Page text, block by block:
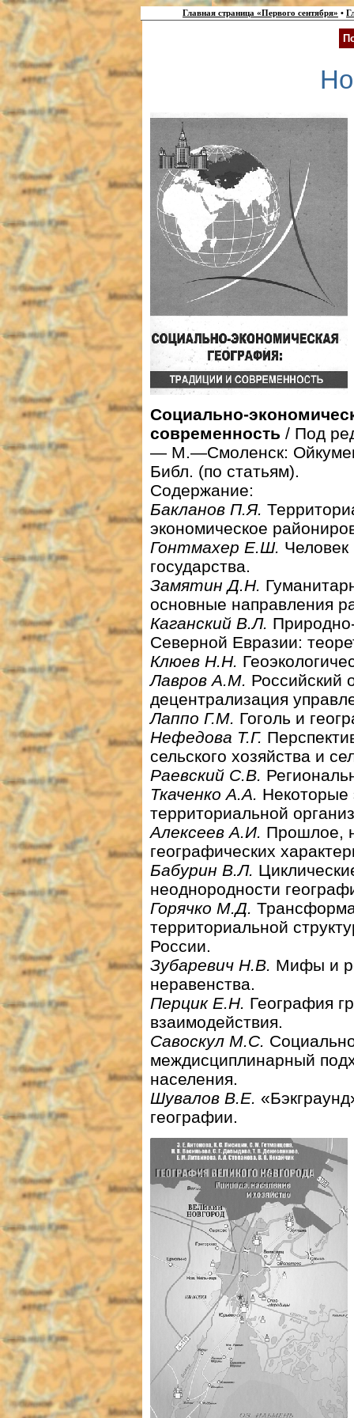
Главная страница «Первого сентября» •
Социально-
современность / Под
— М.—Смоленск:
Библ. (по статьям).
Содержание:
Бакланов П.Я.
экономическое
Гонтмахер Е.Ш. Человек
государства.
Замятин Д.Н.
основные направления
Каганский В.Л.
Северной Евразии:
Клюев Н.Н.
Лавров А.М. Российский
децентрализация
Лаппо Г.М. Гоголь и
Нефедова Т.Г.
сельского хозяйства и
Раевский С.В.
Ткаченко А.А.
территориальной
Алексеев А.И. Прошлое,
географических
Бабурин В.Л.
неоднородности
Горячко М.Д.
территориальной
России.
Зубаревич Н.В. Мифы и
неравенства.
Перцик Е.Н. География
взаимодействия.
Савоскул М.С.
междисциплинарный
населения.
Шувалов В.Е.
географии.